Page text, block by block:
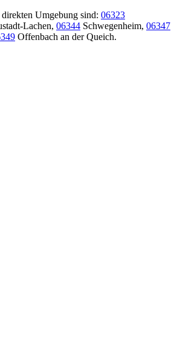
Umgebung sind: 06323
Lachen, 06344 Schwegenheim, 06347
Offenbach an der Queich.